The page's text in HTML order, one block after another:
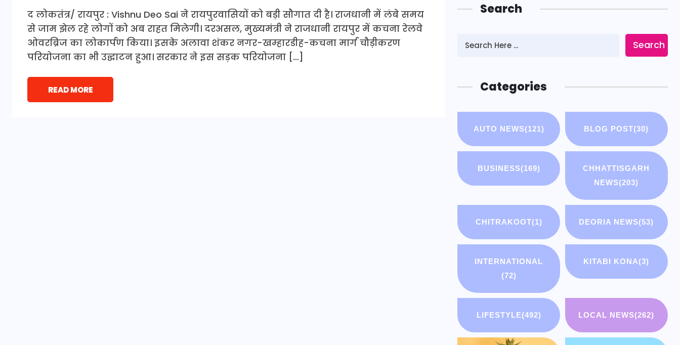
द लोकतंत्र/ रायपुर : Vishnu Deo Sai ने रायपुरवासियों को बड़ी सौगात दी है। राजधानी में लंबे समय
से जाम झेल रहे लोगों को अब राहत मिलेगी। दरअसल, मुख्यमंत्री ने राजधानी रायपुर में कचना रेलवे
ओवरब्रिज का लोकार्पण किया। इसके अलावा शंकर नगर-खम्हारडीह-कचना मार्ग चौड़ीकरण
परियोजना का भी उद्घाटन हुआ। सरकार ने इस सड़क परियोजना […]
READ MORE
Search
Search
Categories
AUTO NEWS(121) BLOG POST(30)
BUSINESS(169)
CHHATTISGARH
NEWS(203)
CHITRAKOOT(1) DEORIA NEWS(53)
INTERNATIONAL
(72)
KITABI KONA(3)
LIFESTYLE(492) LOCAL NEWS(262)